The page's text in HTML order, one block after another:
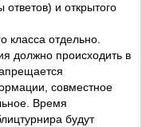
и открытого
класса отдельно.
должно происходить в
совместное
Время
будут